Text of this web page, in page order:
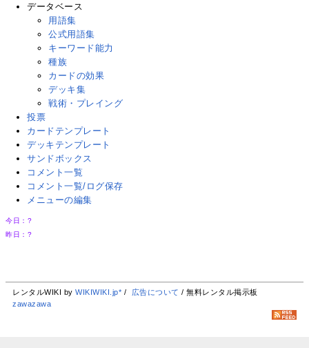
データベース
用語集
公式用語集
キーワード能力
種族
カードの効果
デッキ集
戦術・プレイング
投票
カードテンプレート
デッキテンプレート
サンドボックス
コメント一覧
コメント一覧/ログ保存
メニューの編集
今日： ?
昨日： ?
レンタルWIKI byWIKIWIKI.jp* / 広告について / 無料レンタル掲示板
zawazawa